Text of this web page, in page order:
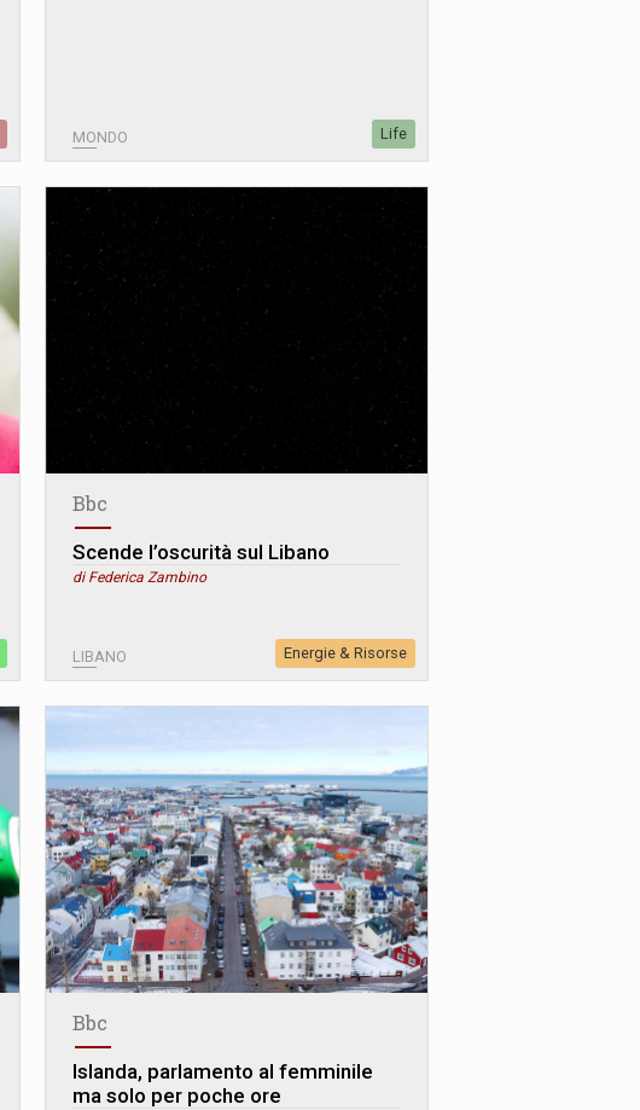
MONDO Life
Bbc
Scende l’oscurità sul Libano
di Federica Zambino
LIBANO Energie & Risorse
Bbc
Islanda, parlamento al femminile
ma solo per poche ore